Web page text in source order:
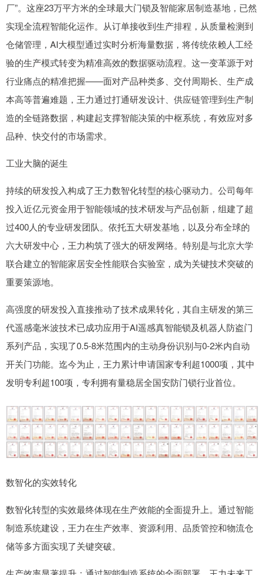
厂”。这座23万平方米的全球最大门锁及智能家居制造基地，已然
实现全流程智能化运作。从订单接收到生产排程，从质量检测到
仓储管理，AI大模型通过实时分析海量数据，将传统依赖人工经
验的生产模式转变为精准高效的数据驱动流程。这一变革源于对
行业痛点的精准把握——面对产品种类多、交付周期长、生产成
本高等普遍难题，王力通过打通研发设计、供应链管理到生产制
造的全链路数据，构建起支撑智能决策的中枢系统，有效应对多
品种、快交付的市场需求。
工业大脑的诞生
持续的研发投入构成了王力数智化转型的核心驱动力。公司每年
投入近亿元资金用于智能领域的技术研发与产品创新，组建了超
过400人的专业研发团队。依托五大研发基地，以及分布全球的
六大研发中心，王力构筑了强大的研发网络。特别是与北京大学
联合建立的智能家居安全性能联合实验室，成为关键技术突破的
重要策源地。
高强度的研发投入直接推动了技术成果转化，其自主研发的第三
代遥感毫米波技术已成功应用于AI遥感真智能锁及机器人防盗门
系列产品，实现了0.5-8米范围内的主动身份识别与0-2米内自动
开关门功能。迄今为止，王力累计申请国家专利超1000项，其中
发明专利超100项，专利拥有量稳居全国安防门锁行业首位。
数智化的实效转化
数智化转型的实效最终体现在生产效能的全面提升上。通过智能
制造系统建设，王力在生产效率、资源利用、品质管控和物流仓
储等多方面实现了关键突破。